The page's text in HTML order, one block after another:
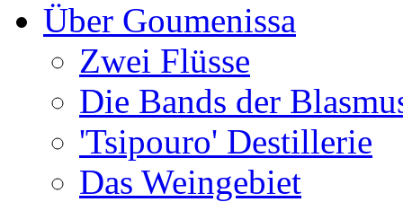
Über Goumenissa
Zwei Flüsse
Die Bands der
'Tsipouro' Destillerie
Das Weingebiet